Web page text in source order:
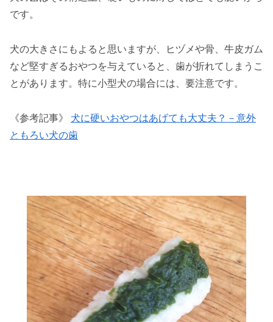
です。
犬の大きさにもよると思いますが、ヒヅメや骨、牛皮ガム
など堅すぎるおやつを与えていると、歯が折れてしまうこ
とがあります。特に小型犬の場合には、要注意です。
《参考記事》 犬に硬いおやつはあげても大丈夫？－意外
ともろい犬の歯